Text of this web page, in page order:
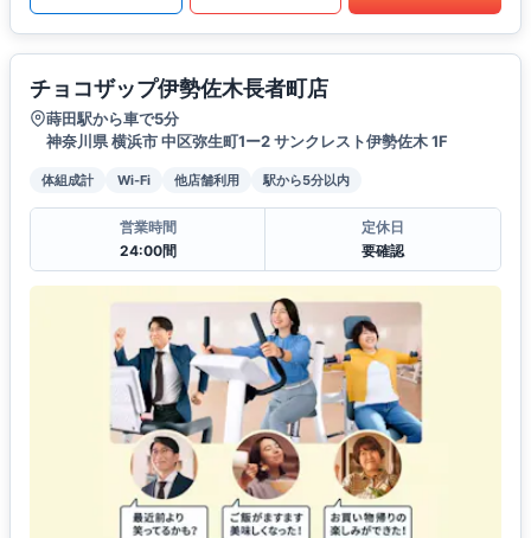
チョコザップ伊勢佐木長者町店
蒔田駅から車で5分
神奈川県 横浜市 中区弥生町1ー2 サンクレスト伊勢佐木 1F
体組成計 Wi-Fi 他店舗利用 駅から5分以内
営業時間
24:00間
定休日
要確認